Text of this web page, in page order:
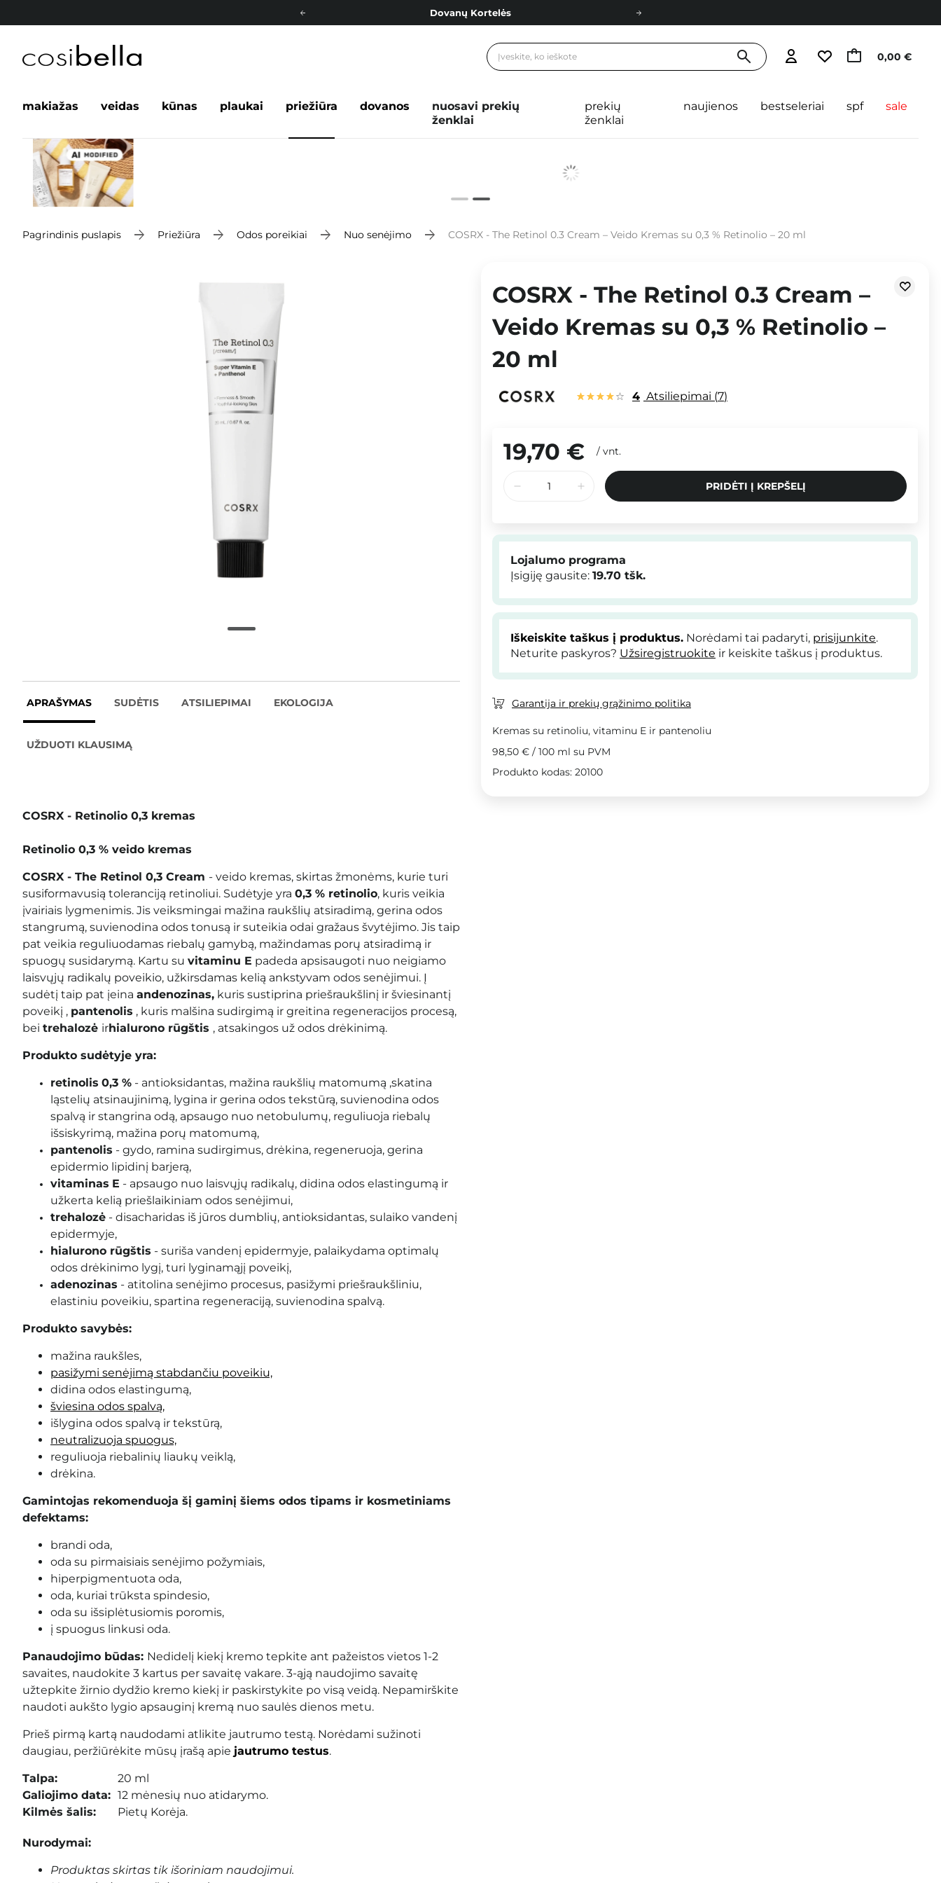
Dovanų Kortelės
Nemokamas pristatymas nuo 40,00 € 0,00 €
makiažas veidas kūnas plaukai priežiūra dovanos
nuosavi prekių
ženklai
prekių
ženklai
naujienos bestseleriai spf sale
Pagrindinis puslapis Priežiūra Odos poreikiai Nuo senėjimo COSRX - The Retinol 0.3 Cream – Veido Kremas su 0,3 % Retinolio – 20 ml
APRAŠYMAS SUDĖTIS ATSILIEPIMAI EKOLOGIJA
UŽDUOTI KLAUSIMĄ
COSRX - Retinolio 0,3 kremas
Retinolio 0,3 % veido kremas
COSRX - The Retinol 0,3 Cream - veido kremas, skirtas žmonėms, kurie turi
susiformavusią toleranciją retinoliui. Sudėtyje yra 0,3 % retinolio, kuris veikia
įvairiais lygmenimis. Jis veiksmingai mažina raukšlių atsiradimą, gerina odos
stangrumą, suvienodina odos tonusą ir suteikia odai gražaus švytėjimo. Jis taip
pat veikia reguliuodamas riebalų gamybą, mažindamas porų atsiradimą ir
spuogų susidarymą. Kartu su vitaminu E padeda apsisaugoti nuo neigiamo
laisvųjų radikalų poveikio, užkirsdamas kelią ankstyvam odos senėjimui. Į
sudėtį taip pat įeina andenozinas, kuris sustiprina priešraukšlinį ir šviesinantį
poveikį , pantenolis , kuris malšina sudirgimą ir greitina regeneracijos procesą,
bei trehalozė irhialurono rūgštis , atsakingos už odos drėkinimą.
Produkto sudėtyje yra:
retinolis 0,3 % - antioksidantas, mažina raukšlių matomumą ,skatina
ląstelių atsinaujinimą, lygina ir gerina odos tekstūrą, suvienodina odos
spalvą ir stangrina odą, apsaugo nuo netobulumų, reguliuoja riebalų
išsiskyrimą, mažina porų matomumą,
pantenolis - gydo, ramina sudirgimus, drėkina, regeneruoja, gerina
epidermio lipidinį barjerą,
vitaminas E - apsaugo nuo laisvųjų radikalų, didina odos elastingumą ir
užkerta kelią priešlaikiniam odos senėjimui,
trehalozė - disacharidas iš jūros dumblių, antioksidantas, sulaiko vandenį
epidermyje,
hialurono rūgštis - suriša vandenį epidermyje, palaikydama optimalų
odos drėkinimo lygį, turi lyginamąjį poveikį,
adenozinas - atitolina senėjimo procesus, pasižymi priešraukšliniu,
elastiniu poveikiu, spartina regeneraciją, suvienodina spalvą.
Produkto savybės:
mažina raukšles,
pasižymi senėjimą stabdančiu poveikiu,
didina odos elastingumą,
šviesina odos spalvą,
išlygina odos spalvą ir tekstūrą,
neutralizuoja spuogus,
reguliuoja riebalinių liaukų veiklą,
drėkina.
Gamintojas rekomenduoja šį gaminį šiems odos tipams ir kosmetiniams
defektams:
brandi oda,
oda su pirmaisiais senėjimo požymiais,
hiperpigmentuota oda,
oda, kuriai trūksta spindesio,
oda su išsiplėtusiomis poromis,
į spuogus linkusi oda.
Panaudojimo būdas: Nedidelį kiekį kremo tepkite ant pažeistos vietos 1-2
savaites, naudokite 3 kartus per savaitę vakare. 3-ąją naudojimo savaitę
užtepkite žirnio dydžio kremo kiekį ir paskirstykite po visą veidą. Nepamirškite
naudoti aukšto lygio apsauginį kremą nuo saulės dienos metu.
Prieš pirmą kartą naudodami atlikite jautrumo testą. Norėdami sužinoti
daugiau, peržiūrėkite mūsų įrašą apie jautrumo testus.
Talpa:
20 ml
Galiojimo data: 12 mėnesių nuo atidarymo.
Kilmės šalis:
Pietų Korėja.
Nurodymai:
Produktas skirtas tik išoriniam naudojimui.
COSRX - The Retinol 0.3 Cream –
Veido Kremas su 0,3 % Retinolio –
20 ml
4 Atsiliepimai 7
19,70 € / vnt.
PRIDĖTI Į KREPŠELĮ
Lojalumo programa
Įsigiję gausite: 19.70 tšk.
Iškeiskite taškus į produktus. Norėdami tai padaryti, prisijunkite.
Neturite paskyros? Užsiregistruokite ir keiskite taškus į produktus.
Garantija ir prekių grąžinimo politika
Kremas su retinoliu, vitaminu E ir pantenoliu
98,50 € / 100 ml su PVM
Produkto kodas: 20100